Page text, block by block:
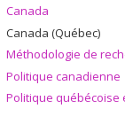
Canada
Canada (Québec)
Méthodologie de
Politique canadienne
Politique québécoise